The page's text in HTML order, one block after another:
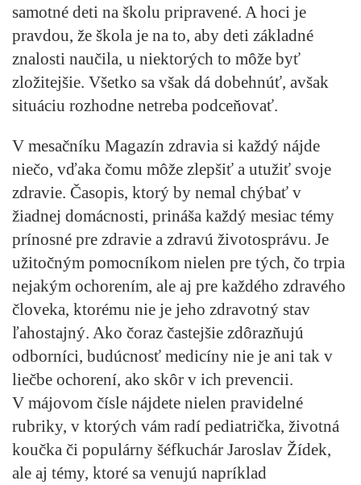
samotné deti na školu pripravené. A hoci je
pravdou, že škola je na to, aby deti základné
znalosti naučila, u niektorých to môže byť
zložitejšie. Všetko sa však dá dobehnúť, avšak
situáciu rozhodne netreba podceňovať.
V mesačníku Magazín zdravia si každý nájde
niečo, vďaka čomu môže zlepšiť a utužiť svoje
zdravie. Časopis, ktorý by nemal chýbať v
žiadnej domácnosti, prináša každý mesiac témy
prínosné pre zdravie a zdravú životosprávu. Je
užitočným pomocníkom nielen pre tých, čo trpia
nejakým ochorením, ale aj pre každého zdravého
človeka, ktorému nie je jeho zdravotný stav
ľahostajný. Ako čoraz častejšie zdôrazňujú
odborníci, budúcnosť medicíny nie je ani tak v
liečbe ochorení, ako skôr v ich prevencii.
V májovom čísle nájdete nielen pravidelné
rubriky, v ktorých vám radí pediatrička, životná
koučka či populárny šéfkuchár Jaroslav Žídek,
ale aj témy, ktoré sa venujú napríklad